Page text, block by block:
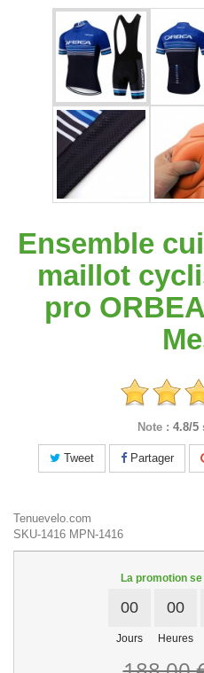
Ensemble
maillot
pro
Note : 4.8/5
Tweet Partager
Tenuevelo.com
SKU-1416 MPN-1416
La promotion
00
Jours
00
Heures